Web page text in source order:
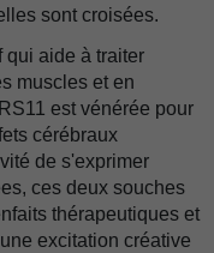
sont croisées.
qui aide à traiter
muscles et en
est vénérée pour
cérébraux
de s'exprimer
ces deux souches
thérapeutiques et
excitation créative